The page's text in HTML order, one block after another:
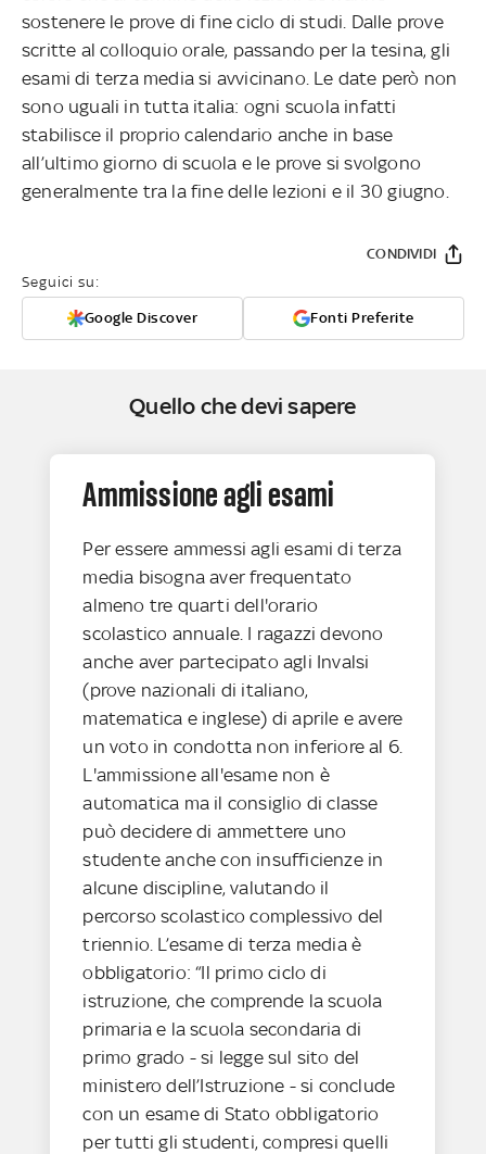
sostenere le prove di fine ciclo di studi. Dalle prove
scritte al colloquio orale, passando per la tesina, gli
esami di terza media si avvicinano. Le date però non
sono uguali in tutta italia: ogni scuola infatti
stabilisce il proprio calendario anche in base
all’ultimo giorno di scuola e le prove si svolgono
generalmente tra la fine delle lezioni e il 30 giugno.
Seguici su:
Google Discover Fonti Preferite
CONDIVIDI
Quello che devi sapere
Ammissione agli esami
Per essere ammessi agli esami di terza
media bisogna aver frequentato
almeno tre quarti dell'orario
scolastico annuale. I ragazzi devono
anche aver partecipato agli Invalsi
(prove nazionali di italiano,
matematica e inglese) di aprile e avere
un voto in condotta non inferiore al 6.
L'ammissione all'esame non è
automatica ma il consiglio di classe
può decidere di ammettere uno
studente anche con insufficienze in
alcune discipline, valutando il
percorso scolastico complessivo del
triennio. L’esame di terza media è
obbligatorio: “Il primo ciclo di
istruzione, che comprende la scuola
primaria e la scuola secondaria di
primo grado - si legge sul sito del
ministero dell’Istruzione - si conclude
con un esame di Stato obbligatorio
per tutti gli studenti, compresi quelli